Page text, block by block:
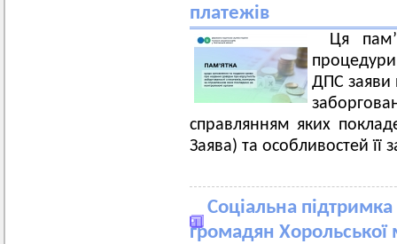
платежів
Ця
ДПС заяви
справлянням яких
Заява) та особливостей її
Соціальна
громадян Хорольської